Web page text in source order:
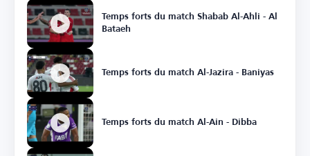
Temps forts du match Shabab Al-Ahli - Al
Bataeh
Temps forts du match Al-Jazira - Baniyas
Temps forts du match Al-Ain - Dibba